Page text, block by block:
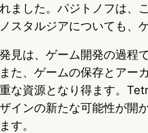
ました。パジトノフは、
スタルジアについても、
見は、ゲーム開発の過程
た、ゲームの保存とアー
な資源となり得ます。
インの新たな可能性が開
す。